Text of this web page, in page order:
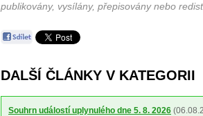
publikovány, vysílány, přepisovány nebo
DALŠÍ ČLÁNKY V KATEGORII
Souhrn událostí uplynulého dne 5. 8. 2026